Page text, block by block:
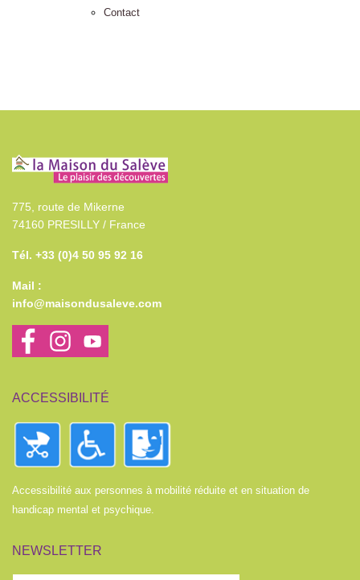
Contact
775, route de Mikerne
74160 PRESILLY / France
Tél. +33 (0)4 50 95 92 16
Mail :
info@maisondusaleve.com
ACCESSIBILITÉ
Accessibilité aux personnes à mobilité réduite et en situation de
handicap mental et psychique.
NEWSLETTER